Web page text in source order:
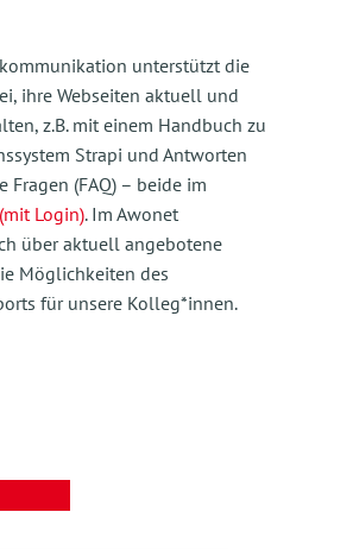
unterstützt die
ihre Webseiten aktuell und
z.B. mit einem Handbuch zu
Strapi und Antworten
(FAQ) – beide im
Login). Im Awonet
über aktuell angebotene
Möglichkeiten des
für unsere Kolleg*innen.